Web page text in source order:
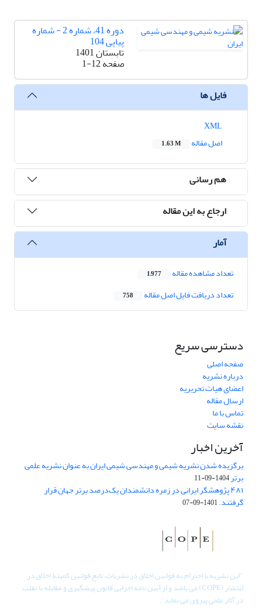
دوره 41، شماره 2 - شماره
پیاپی 104
تابستان 1401
صفحه1-12
فایل ها
اصل مقاله
1.63 M
هم رسانی
ارجاع به این مقاله
آمار
تعداد مشاهده مقاله 1,977
تعداد دریافت فایل اصل مقاله 758
دسترسی سریع
صفحه اصلی
درباره نشریه
اعضای هیات تحریریه
ارسال مقاله
تماس با ما
نقشه سایت
آخرین اخبار
برگزیده شدن نشریه شیمی و مهندسی شیمی ایران به عنوان نشریه علمی
برتر1404-09-11
۴۸۱ پژوهشگر ایرانی در زمره دانشمندان یک‌درصد برتر جهان قرار
گرفتند.1401-09-07
"این نشریه با احترام به قوانین اخلاق در نشریات، تابع قوانین کمیتۀ اخلاق در
انتشار (COPE) می باشد و از آیین نامه اجرایی قانون پیشگیری و مقابله با تقلب
در آثار علمی پیروی می نماید".